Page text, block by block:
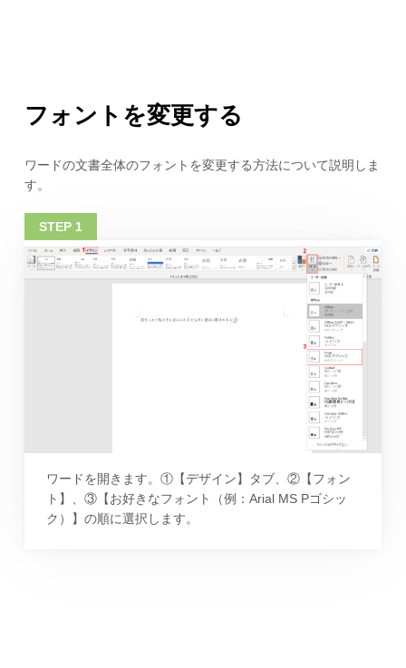
フォントを変更する
ワードの文書全体のフォントを変更する方法について説明しま
す。
ワードを開きます。①【デザイン】タブ、②【フォン
ト】、③【お好きなフォント（例：Arial MS Pゴシッ
ク）】の順に選択します。